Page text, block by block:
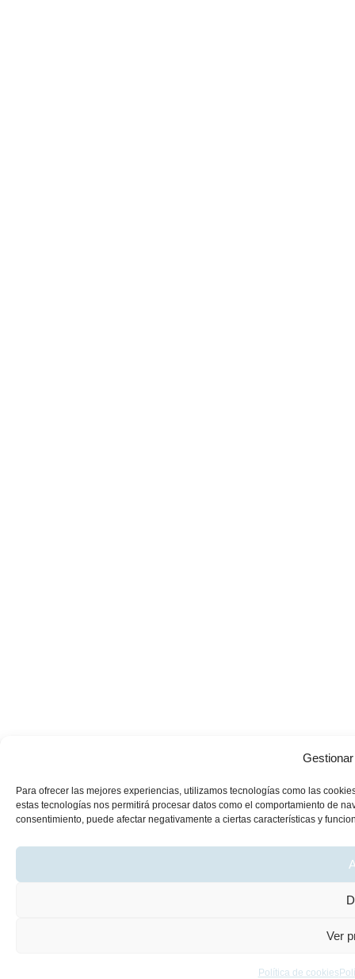
Para ofrecer las mejores experiencias, utilizamos tecnologías como las
estas tecnologías nos permitirá procesar datos como el comportamiento de
consentimiento, puede afectar negativamente a ciertas características y
Ver
Política de cookies